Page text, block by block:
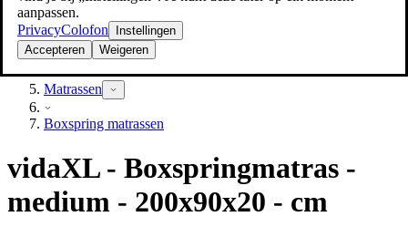
aanpassen.
PrivacyColofon
Instellingen
Accepteren
Weigeren
Slaapkamer
Matrassen
Boxspring matrassen
vidaXL - Boxspringmatras -
medium - 200x90x20 - cm